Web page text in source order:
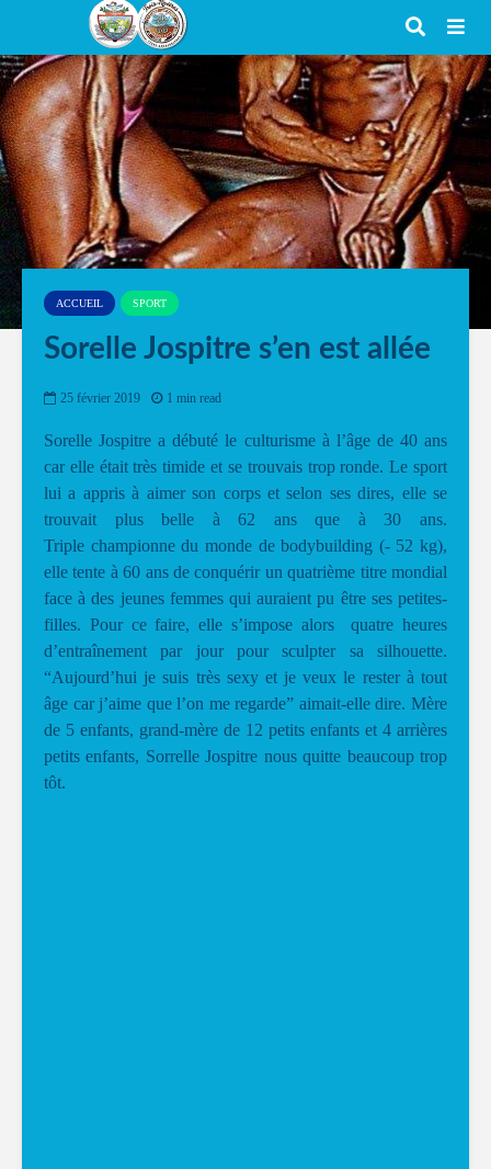
ACCUEIL SPORT
Sorelle Jospitre s’en est allée
25 février 2019 1 min read
Sorelle Jospitre a débuté le culturisme à l’âge de 40 ans
car elle était très timide et se trouvais trop ronde. Le sport
lui a appris à aimer son corps et selon ses dires, elle se
trouvait plus belle à 62 ans que à 30 ans.
Triple championne du monde de bodybuilding (- 52 kg),
elle tente à 60 ans de conquérir un quatrième titre mondial
face à des jeunes femmes qui auraient pu être ses petites-
filles. Pour ce faire, elle s’impose alors quatre heures
d’entraînement par jour pour sculpter sa silhouette.
“Aujourd’hui je suis très sexy et je veux le rester à tout
âge car j’aime que l’on me regarde” aimait-elle dire. Mère
de 5 enfants, grand-mère de 12 petits enfants et 4 arrières
petits enfants, Sorrelle Jospitre nous quitte beaucoup trop
tôt.